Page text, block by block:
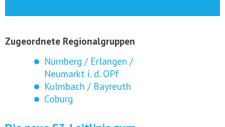
Zugeordnete Regionalgruppen
Nürnberg / Erlangen /
Neumarkt i. d. OPf
Kulmbach / Bayreuth
Coburg